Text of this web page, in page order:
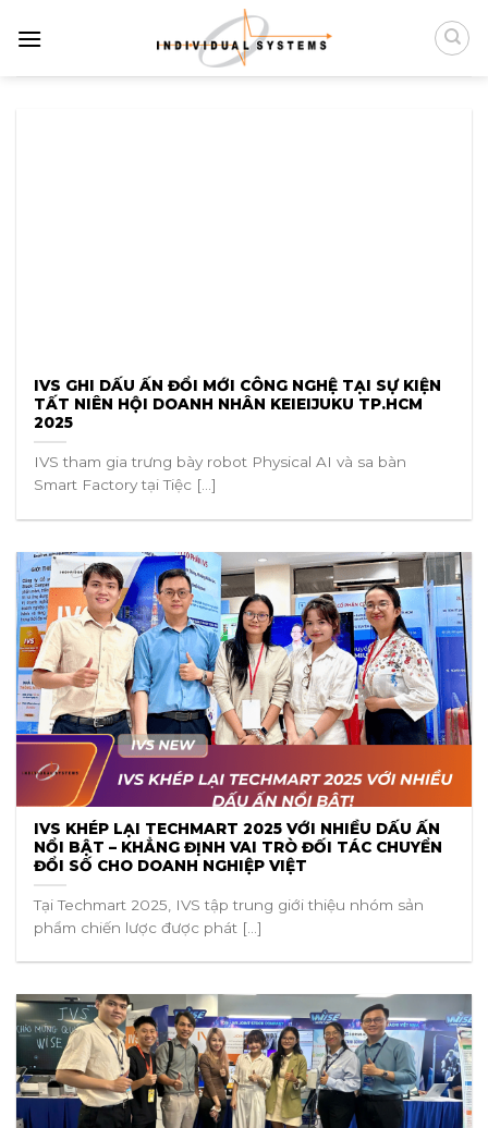
đến
IVS GHI DẤU ẤN ĐỔI MỚI CÔNG NGHỆ TẠI SỰ KIỆN
TẤT NIÊN HỘI DOANH NHÂN KEIEIJUKU TP.HCM
2025
IVS tham gia trưng bày robot Physical AI và sa bàn
Smart Factory tại Tiệc [...]
IVS KHÉP LẠI TECHMART 2025 VỚI NHIỀU DẤU ẤN
NỔI BẬT – KHẲNG ĐỊNH VAI TRÒ ĐỐI TÁC CHUYỂN
ĐỔI SỐ CHO DOANH NGHIỆP VIỆT
Tại Techmart 2025, IVS tập trung giới thiệu nhóm sản
phẩm chiến lược được phát [...]